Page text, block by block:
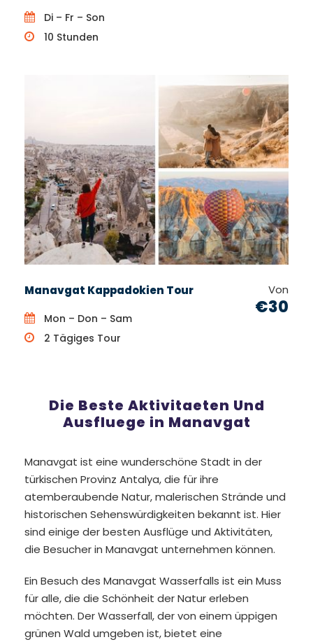
Di – Fr – Son
10 Stunden
Manavgat Kappadokien Tour Von
€30
Mon – Don – Sam
2 Tägiges Tour
Die Beste Aktivitaeten Und
Ausfluege in Manavgat
Manavgat ist eine wunderschöne Stadt in der
türkischen Provinz Antalya, die für ihre
atemberaubende Natur, malerischen Strände und
historischen Sehenswürdigkeiten bekannt ist. Hier
sind einige der besten Ausflüge und Aktivitäten,
die Besucher in Manavgat unternehmen können.
Ein Besuch des Manavgat Wasserfalls ist ein Muss
für alle, die die Schönheit der Natur erleben
möchten. Der Wasserfall, der von einem üppigen
grünen Wald umgeben ist, bietet eine